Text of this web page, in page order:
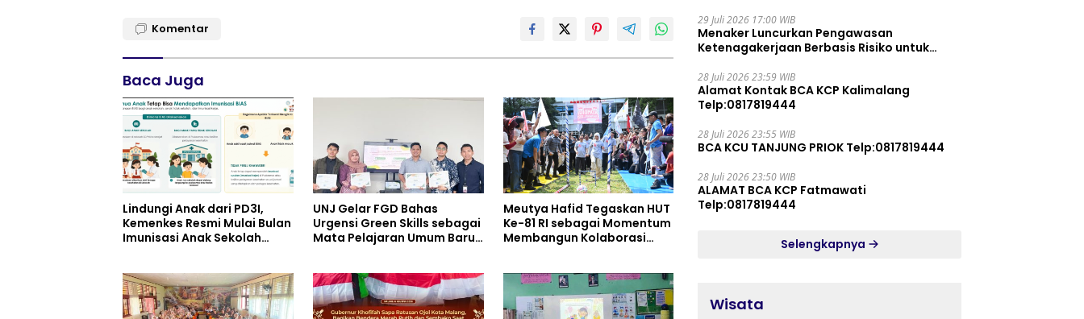
Komentar
Baca Juga
Lindungi Anak dari PD3I,
Kemenkes Resmi Mulai Bulan
Imunisasi Anak Sekolah
UNJ Gelar FGD Bahas
Urgensi Green Skills sebagai
Mata Pelajaran Umum Baru
UPW
Meutya Hafid Tegaskan HUT
Ke-81 RI sebagai Momentum
Membangun Kolaborasi
29 Juli 2026 17:00 WIB
Menaker Luncurkan Pengawasan
Ketenagakerjaan Berbasis Risiko untuk
28 Juli 2026 23:59 WIB
Alamat Kontak BCA KCP Kalimalang
Telp:0817819444
28 Juli 2026 23:55 WIB
BCA KCU TANJUNG PRIOK Telp:0817819444
28 Juli 2026 23:50 WIB
ALAMAT BCA KCP Fatmawati
Telp:0817819444
Selengkapnya
Wisata